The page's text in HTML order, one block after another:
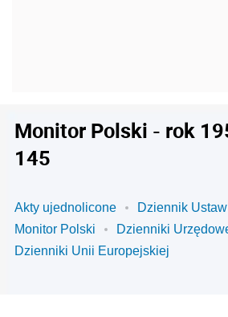
Monitor Polski - rok
145
Akty ujednolicone
Dziennik Ustaw
Monitor Polski
Dzienniki
Dzienniki Unii Europejskiej